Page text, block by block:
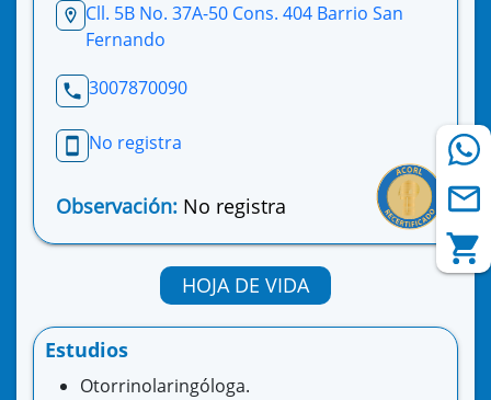
Cll. 5B No. 37A-50 Cons. 404 Barrio San
Fernando
3007870090
No registra
Observación: No registra
HOJA DE VIDA
Estudios
Otorrinolaringóloga.